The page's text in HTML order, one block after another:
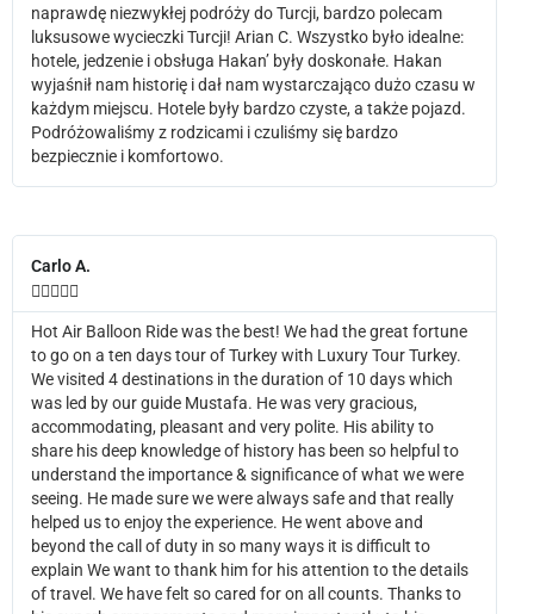
naprawdę niezwykłej podróży do Turcji, bardzo polecam
luksusowe wycieczki Turcji! Arian C. Wszystko było idealne:
hotele, jedzenie i obsługa Hakan’ były doskonałe. Hakan
wyjaśnił nam historię i dał nam wystarczająco dużo czasu w
każdym miejscu. Hotele były bardzo czyste, a także pojazd.
Podróżowaliśmy z rodzicami i czuliśmy się bardzo
bezpiecznie i komfortowo.
Carlo A.

Hot Air Balloon Ride was the best! We had the great fortune
to go on a ten days tour of Turkey with Luxury Tour Turkey.
We visited 4 destinations in the duration of 10 days which
was led by our guide Mustafa. He was very gracious,
accommodating, pleasant and very polite. His ability to
share his deep knowledge of history has been so helpful to
understand the importance & significance of what we were
seeing. He made sure we were always safe and that really
helped us to enjoy the experience. He went above and
beyond the call of duty in so many ways it is difficult to
explain We want to thank him for his attention to the details
of travel. We have felt so cared for on all counts. Thanks to